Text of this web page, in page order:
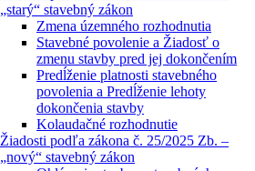
„starý“ stavebný zákon
Zmena územného rozhodnutia
Stavebné povolenie a Žiadosť o
zmenu stavby pred jej dokončením
Predĺženie platnosti stavebného
povolenia a Predĺženie lehoty
dokončenia stavby
Kolaudačné rozhodnutie
Žiadosti podľa zákona č. 25/2025 Zb. –
„nový“ stavebný zákon